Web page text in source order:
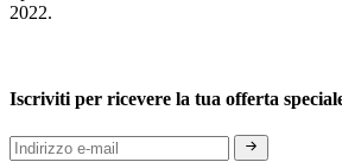
2022.
Iscriviti per ricevere la tua offerta